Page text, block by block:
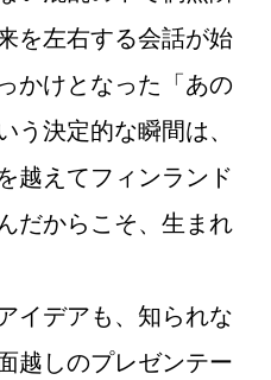
を左右する会話が始
かけとなった「あの
う決定的な瞬間は、
越えてフィンランド
だからこそ、生まれ
イデアも、知られな
越しのプレゼンテー